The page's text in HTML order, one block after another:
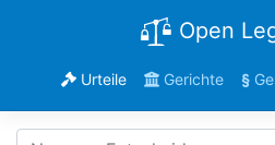
Open
Urteile Gerichte §